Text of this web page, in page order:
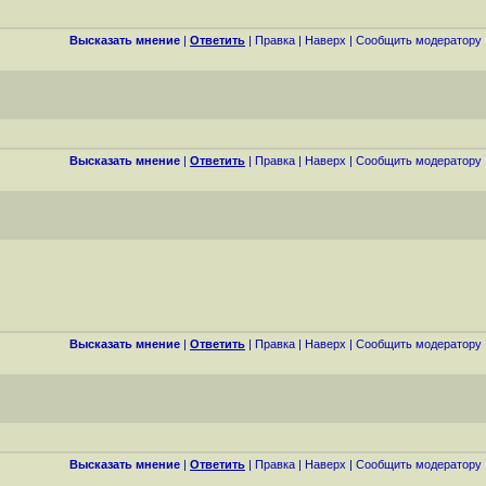
Высказать мнение | Ответить | Правка | Наверх | Cообщить модератору
Высказать мнение | Ответить | Правка | Наверх | Cообщить модератору
Высказать мнение | Ответить | Правка | Наверх | Cообщить модератору
Высказать мнение | Ответить | Правка | Наверх | Cообщить модератору